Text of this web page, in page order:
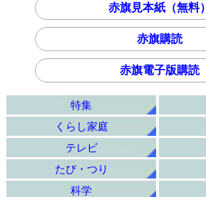
赤旗見本紙（無料）
赤旗購読
赤旗電子版購読
特集
くらし家庭
テレビ
たび・つり
科学